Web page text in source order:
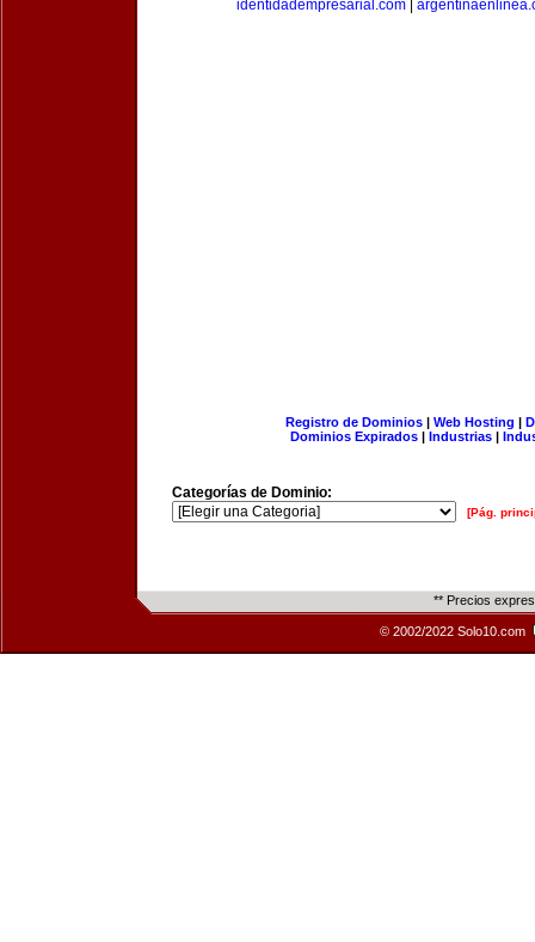
identidadempresarial.com
Registro de Dominios| Web Hosting |
Dominios Expirados | Industrias |
Categorías de Dominio:
[Pág.
** Precios
© 2002/2022 Solo10.com